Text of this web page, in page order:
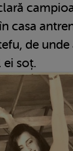
casa
de
soț.